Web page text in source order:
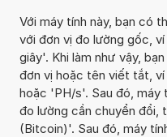
Với máy tính này, bạn có
với đơn vị đo lường gốc,
giây'. Khi làm như vậy,
đơn vị hoặc tên viết tắt,
hoặc 'PH/s'. Sau đó, máy
đo lường cần chuyển đổi,
(Bitcoin)'. Sau đó, máy